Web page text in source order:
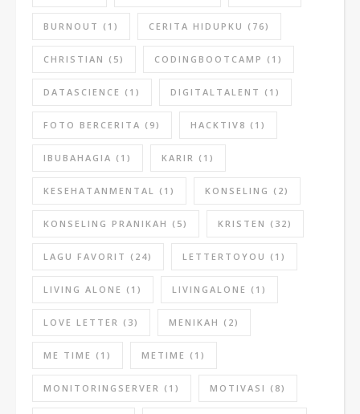
BURNOUT (1) CERITA HIDUPKU (76)
CHRISTIAN (5) CODINGBOOTCAMP (1)
DATASCIENCE (1) DIGITALTALENT (1)
FOTO BERCERITA (9) HACKTIV8 (1)
IBUBAHAGIA (1) KARIR (1)
KESEHATANMENTAL (1) KONSELING (2)
KONSELING PRANIKAH (5) KRISTEN (32)
LAGU FAVORIT (24) LETTERTOYOU (1)
LIVING ALONE (1) LIVINGALONE (1)
LOVE LETTER (3) MENIKAH (2)
ME TIME (1) METIME (1)
MONITORINGSERVER (1) MOTIVASI (8)